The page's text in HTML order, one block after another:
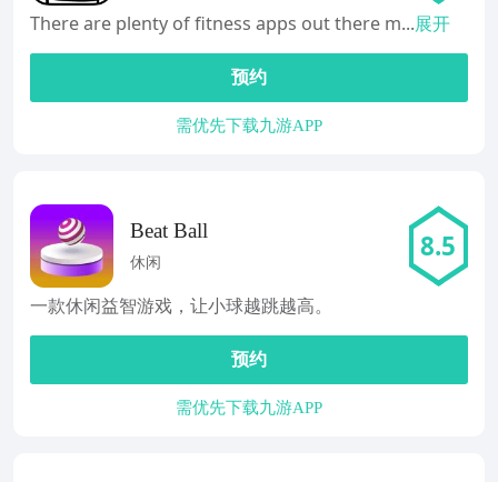
There are plenty of fitness apps out there m...展开
预约
需优先下载九游APP
Beat Ball
休闲 8.5
一款休闲益智游戏，让小球越跳越高。
预约
需优先下载九游APP